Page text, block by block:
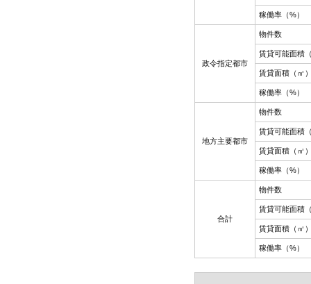
稼働率（%）
政令指定都市
物件数
賃貸可能面積
賃貸面積（㎡
稼働率（%）
地方主要都市
物件数
賃貸可能面積
賃貸面積（㎡
稼働率（%）
合計
物件数
賃貸可能面積
賃貸面積（㎡
稼働率（%）